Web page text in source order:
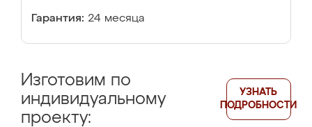
Гарантия: 24 месяца
Изготовим по
индивидуальному
проекту:
УЗНАТЬ
ПОДРОБНОСТИ